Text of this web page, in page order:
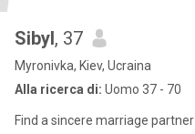
Sibyl, 37
Myronivka, Kiev, Ucraina
Alla ricerca di: Uomo 37 - 70
Find a sincere marriage partner